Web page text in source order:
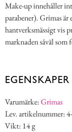
Make-up innehåller
parabener). Grimas
hantverksmässigt vis
marknaden såväl
EGENSKAPER
Varumärke:Grimas
Lev. artikelnummer:
Vikt: 14 g